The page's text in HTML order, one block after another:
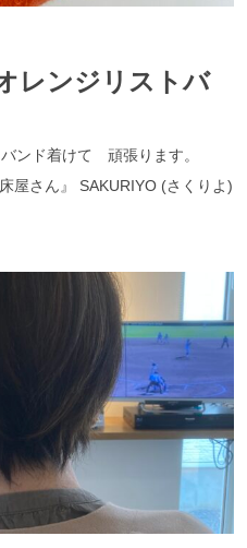
レンジリストバ
ンド着けて 頑張ります。
屋さん』 SAKURIYO (さくりよ)